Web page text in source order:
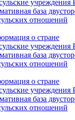
учреждения
база
отношений
о стране
учреждения
база
отношений
о стране
учреждения
база
отношений